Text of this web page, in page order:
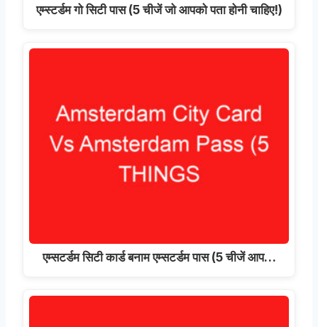
एम्स्टर्डम गो सिटी पास (5 चीजें जो आपको पता होनी चाहिए!)
एम्सटर्डम सिटी कार्ड बनाम एम्सटर्डम पास (5 चीजें आप…